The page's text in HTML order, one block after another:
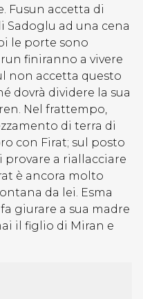
Fusun accetta di
ad una cena
le porte sono
finiranno a vivere
non accetta questo
dovrà dividere la sua
Nel frattempo,
di terra di
con Firat; sul posto
provare a riallacciare
è ancora molto
da lei. Esma
giurare a sua madre
il figlio di Miran e